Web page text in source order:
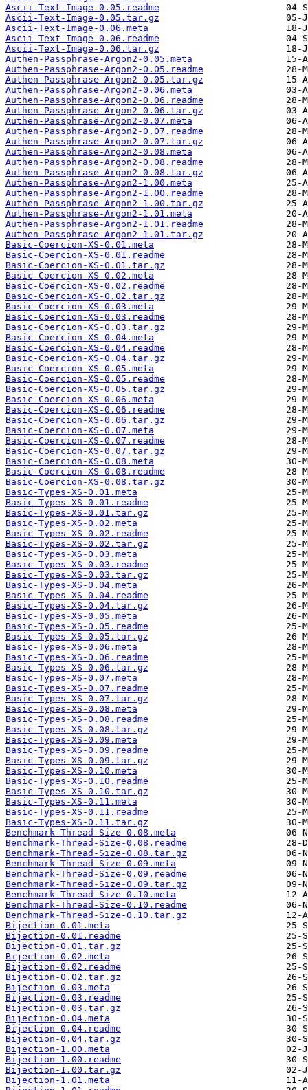
Ascii-Text-Image-0.05.readme
Ascii-Text-Image-0.05.tar.gz
Ascii-Text-Image-0.06.meta
Ascii-Text-Image-0.06.readme
Ascii-Text-Image-0.06.tar.gz
Authen-Passphrase-Argon2-0.05.meta
Authen-Passphrase-Argon2-0.05.readme
Authen-Passphrase-Argon2-0.05.tar.gz
Authen-Passphrase-Argon2-0.06.meta
Authen-Passphrase-Argon2-0.06.readme
Authen-Passphrase-Argon2-0.06.tar.gz
Authen-Passphrase-Argon2-0.07.meta
Authen-Passphrase-Argon2-0.07.readme
Authen-Passphrase-Argon2-0.07.tar.gz
Authen-Passphrase-Argon2-0.08.meta
Authen-Passphrase-Argon2-0.08.readme
Authen-Passphrase-Argon2-0.08.tar.gz
Authen-Passphrase-Argon2-1.00.meta
Authen-Passphrase-Argon2-1.00.readme
Authen-Passphrase-Argon2-1.00.tar.gz
Authen-Passphrase-Argon2-1.01.meta
Authen-Passphrase-Argon2-1.01.readme
Authen-Passphrase-Argon2-1.01.tar.gz
Basic-Coercion-XS-0.01.meta
Basic-Coercion-XS-0.01.readme
Basic-Coercion-XS-0.01.tar.gz
Basic-Coercion-XS-0.02.meta
Basic-Coercion-XS-0.02.readme
Basic-Coercion-XS-0.02.tar.gz
Basic-Coercion-XS-0.03.meta
Basic-Coercion-XS-0.03.readme
Basic-Coercion-XS-0.03.tar.gz
Basic-Coercion-XS-0.04.meta
Basic-Coercion-XS-0.04.readme
Basic-Coercion-XS-0.04.tar.gz
Basic-Coercion-XS-0.05.meta
Basic-Coercion-XS-0.05.readme
Basic-Coercion-XS-0.05.tar.gz
Basic-Coercion-XS-0.06.meta
Basic-Coercion-XS-0.06.readme
Basic-Coercion-XS-0.06.tar.gz
Basic-Coercion-XS-0.07.meta
Basic-Coercion-XS-0.07.readme
Basic-Coercion-XS-0.07.tar.gz
Basic-Coercion-XS-0.08.meta
Basic-Coercion-XS-0.08.readme
Basic-Coercion-XS-0.08.tar.gz
Basic-Types-XS-0.01.meta
Basic-Types-XS-0.01.readme
Basic-Types-XS-0.01.tar.gz
Basic-Types-XS-0.02.meta
Basic-Types-XS-0.02.readme
Basic-Types-XS-0.02.tar.gz
Basic-Types-XS-0.03.meta
Basic-Types-XS-0.03.readme
Basic-Types-XS-0.03.tar.gz
Basic-Types-XS-0.04.meta
Basic-Types-XS-0.04.readme
Basic-Types-XS-0.04.tar.gz
Basic-Types-XS-0.05.meta
Basic-Types-XS-0.05.readme
Basic-Types-XS-0.05.tar.gz
Basic-Types-XS-0.06.meta
Basic-Types-XS-0.06.readme
Basic-Types-XS-0.06.tar.gz
Basic-Types-XS-0.07.meta
Basic-Types-XS-0.07.readme
Basic-Types-XS-0.07.tar.gz
Basic-Types-XS-0.08.meta
Basic-Types-XS-0.08.readme
Basic-Types-XS-0.08.tar.gz
Basic-Types-XS-0.09.meta
Basic-Types-XS-0.09.readme
Basic-Types-XS-0.09.tar.gz
Basic-Types-XS-0.10.meta
Basic-Types-XS-0.10.readme
Basic-Types-XS-0.10.tar.gz
Basic-Types-XS-0.11.meta
Basic-Types-XS-0.11.readme
Basic-Types-XS-0.11.tar.gz
Benchmark-Thread-Size-0.08.meta
Benchmark-Thread-Size-0.08.readme
Benchmark-Thread-Size-0.08.tar.gz
Benchmark-Thread-Size-0.09.meta
Benchmark-Thread-Size-0.09.readme
Benchmark-Thread-Size-0.09.tar.gz
Benchmark-Thread-Size-0.10.meta
Benchmark-Thread-Size-0.10.readme
Benchmark-Thread-Size-0.10.tar.gz
Bijection-0.01.meta
Bijection-0.01.readme
Bijection-0.01.tar.gz
Bijection-0.02.meta
Bijection-0.02.readme
Bijection-0.02.tar.gz
Bijection-0.03.meta
Bijection-0.03.readme
Bijection-0.03.tar.gz
Bijection-0.04.meta
Bijection-0.04.readme
Bijection-0.04.tar.gz
Bijection-1.00.meta
Bijection-1.00.readme
Bijection-1.00.tar.gz
Bijection-1.01.meta